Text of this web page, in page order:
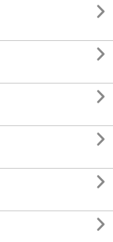





